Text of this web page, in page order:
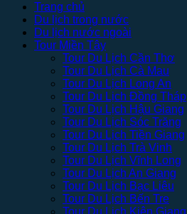
Trang chủ
Du lịch trong nước
Du lịch nước ngoài
Tour Miền Tây
Tour Du Lịch Cần Thơ
Tour Du Lịch Cà Mau
Tour Du Lịch Long An
Tour Du Lịch Đồng Tháp
Tour Du Lịch Hậu Giang
Tour Du Lịch Sóc Trăng
Tour Du Lịch Tiền Giang
Tour Du Lịch Trà Vinh
Tour Du Lịch Vĩnh Long
Tour Du Lịch An Giang
Tour Du Lịch Bạc Liêu
Tour Du Lịch Bến Tre